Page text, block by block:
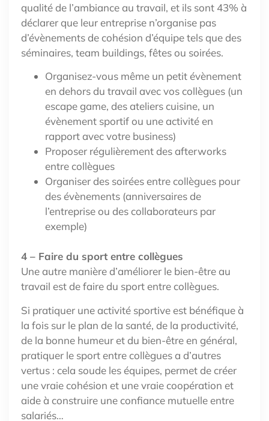
qualité de l’ambiance au travail, et ils sont 43% à
déclarer que leur entreprise n’organise pas
d’évènements de cohésion d’équipe tels que des
séminaires, team buildings, fêtes ou soirées.
Organisez-vous même un petit évènement
en dehors du travail avec vos collègues (un
escape game, des ateliers cuisine, un
évènement sportif ou une activité en
rapport avec votre business)
Proposer régulièrement des afterworks
entre collègues
Organiser des soirées entre collègues pour
des évènements (anniversaires de
l’entreprise ou des collaborateurs par
exemple)
4 – Faire du sport entre collègues
Une autre manière d’améliorer le bien-être au
travail est de faire du sport entre collègues.
Si pratiquer une activité sportive est bénéfique à
la fois sur le plan de la santé, de la productivité,
de la bonne humeur et du bien-être en général,
pratiquer le sport entre collègues a d’autres
vertus : cela soude les équipes, permet de créer
une vraie cohésion et une vraie coopération et
aide à construire une confiance mutuelle entre
salariés…